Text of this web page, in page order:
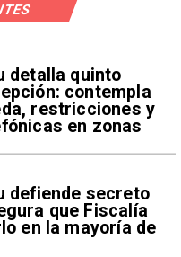
detalla quinto
contempla
restricciones y
en zonas
defiende secreto
que Fiscalía
en la mayoría de